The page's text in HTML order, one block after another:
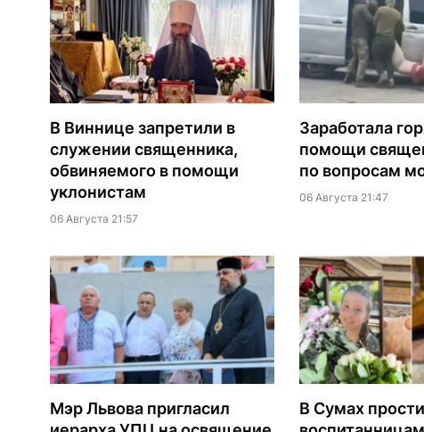
В Виннице запретили в
служении священника,
обвиняемого в помощи
уклонистам
06 Августа 21:57
Заработала
помощи
по вопросам
06 Августа 21:47
Мэр Львова пригласил
В Сумах